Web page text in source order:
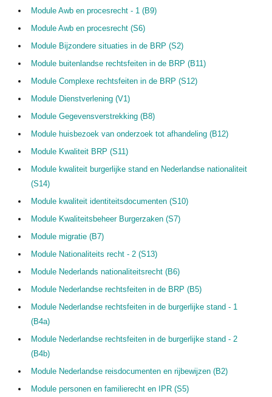
Module Awb en procesrecht - 1 (B9)
Module Awb en procesrecht (S6)
Module Bijzondere situaties in de BRP (S2)
Module buitenlandse rechtsfeiten in de BRP (B11)
Module Complexe rechtsfeiten in de BRP (S12)
Module Dienstverlening (V1)
Module Gegevensverstrekking (B8)
Module huisbezoek van onderzoek tot afhandeling (B12)
Module Kwaliteit BRP (S11)
Module kwaliteit burgerlijke stand en Nederlandse nationaliteit
(S14)
Module kwaliteit identiteitsdocumenten (S10)
Module Kwaliteitsbeheer Burgerzaken (S7)
Module migratie (B7)
Module Nationaliteits recht - 2 (S13)
Module Nederlands nationaliteitsrecht (B6)
Module Nederlandse rechtsfeiten in de BRP (B5)
Module Nederlandse rechtsfeiten in de burgerlijke stand - 1
(B4a)
Module Nederlandse rechtsfeiten in de burgerlijke stand - 2
(B4b)
Module Nederlandse reisdocumenten en rijbewijzen (B2)
Module personen en familierecht en IPR (S5)